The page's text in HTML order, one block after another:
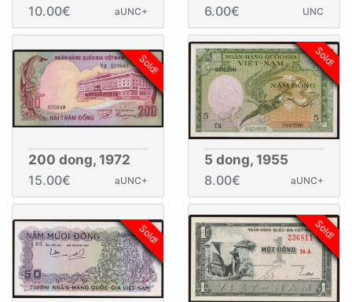
10.00€
aUNC+
6.00€
UNC
Sold!
200 dong, 1972
15.00€
aUNC+
Sold!
5 dong, 1955
8.00€
aUNC+
Sold! Sold!